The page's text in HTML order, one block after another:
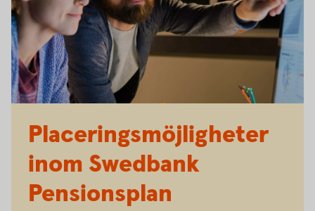
Placeringsmöjligheter
inom Swedbank
Pensionsplan